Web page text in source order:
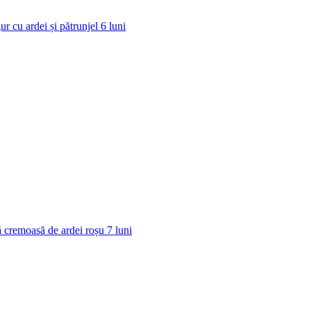
cu ardei și pătrunjel 6 luni
cremoasă de ardei roșu 7 luni